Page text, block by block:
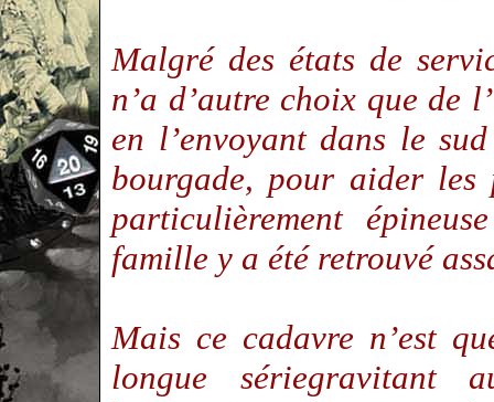
Malgré des états de
n’a d’autre choix que de
en l’envoyant dans le
bourgade, pour aider les
particulièrement
famille y a été retrouvé
Mais ce cadavre n’est
longue sériegravitant